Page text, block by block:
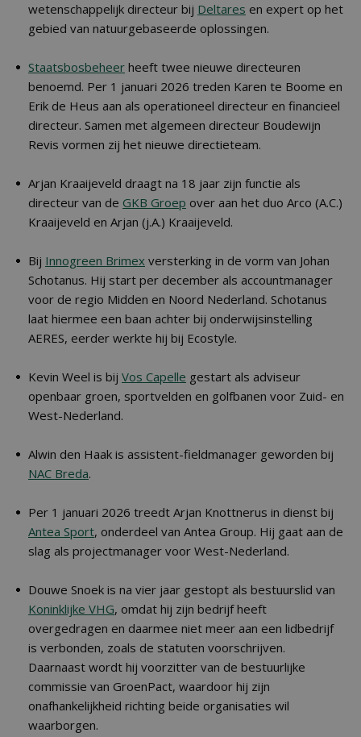
wetenschappelijk directeur bij Deltares en expert op het
gebied van natuurgebaseerde oplossingen.
Staatsbosbeheer heeft twee nieuwe directeuren
benoemd. Per 1 januari 2026 treden Karen te Boome en
Erik de Heus aan als operationeel directeur en financieel
directeur. Samen met algemeen directeur Boudewijn
Revis vormen zij het nieuwe directieteam.
Arjan Kraaijeveld draagt na 18 jaar zijn functie als
directeur van de GKB Groep over aan het duo Arco (A.C.)
Kraaijeveld en Arjan (j.A.) Kraaijeveld.
Bij Innogreen Brimex versterking in de vorm van Johan
Schotanus. Hij start per december als accountmanager
voor de regio Midden en Noord Nederland. Schotanus
laat hiermee een baan achter bij onderwijsinstelling
AERES, eerder werkte hij bij Ecostyle.
Kevin Weel is bij Vos Capelle gestart als adviseur
openbaar groen, sportvelden en golfbanen voor Zuid- en
West-Nederland.
Alwin den Haak is assistent-fieldmanager geworden bij
NAC Breda.
Per 1 januari 2026 treedt Arjan Knottnerus in dienst bij
Antea Sport, onderdeel van Antea Group. Hij gaat aan de
slag als projectmanager voor West-Nederland.
Douwe Snoek is na vier jaar gestopt als bestuurslid van
Koninklijke VHG, omdat hij zijn bedrijf heeft
overgedragen en daarmee niet meer aan een lidbedrijf
is verbonden, zoals de statuten voorschrijven.
Daarnaast wordt hij voorzitter van de bestuurlijke
commissie van GroenPact, waardoor hij zijn
onafhankelijkheid richting beide organisaties wil
waarborgen.